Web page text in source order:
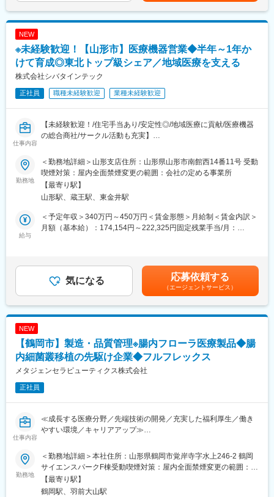
材を回収します。
・使用された医療器材の数を確認します。
・医療器材を洗浄し、器材の性能点検を行います。
・医療材料の搬送・取り揃えた医療材料を各医療現場に搬送する
■組織構成
社員9名、パート7名で構成されております。
りの現場でも手順に沿って取り組むことができます。
■ポジションの魅力：
担当メンバーと連携を取り合う、チームワークが大事な仕事で
患者様の手術が発生したため、使用する可能性のある器材を予測
して通常業務より早い対応を行った際に、看護師の方からお礼の
心掛けています。時間帯によって忙しい時がありますが、担当メ
ンバーと連携を取り合い、業務を進めています。チームワークが
大事な職場です。福利厚生面では、有給休暇や夏期・冬期休暇が
NEW
※未経験歓迎！【山形市】医療機器営業◆半年～1年か
けて育成◎東北トップ級シェア／地域医療を支える
株式会社シバタインテック
正社員 職種未経験歓迎 業種未経験歓迎
仕事内容
【未経験歓迎！/住宅手当あり/安定性◎/地域医療に貢献/医療機器
の総合商社/サークル活動も充実】
■業務概要：
東北地方にて医療用品の販売を行っている同社にて、医療機関の
医師・看護師などの方々に向けて、医療機器の提案・販売を行い
ます。
はじめはマスク、注射針、ガーゼなどの消耗品からスタートし、
将来的には新病院の立ち上げタイミングや大型の医療機器の導入
のタイミングでMRIなどの提案も行って頂きます。地域の医療に
医療現場向けのメディカル事業部、臨床検査部門向けのクリニカ
ル部門、開業医向けの営業部門のいずれかに配属可能性がありま
・入社時の導入研修に加え、3か月～最大1年程度は先輩に同行し
OJTで営業先、納品先、商材を覚えていただきます。その間は営
業目標がつかない育成期間となり、仕事を覚えることに集中でき
・医療福祉・科学機器の総合商社として扱う商材は多種にわたり
ますので、商品や使い方の知識を自発的に習得する必要がありま
■同社の魅力：
・医薬品、医療機器、事務用品等をそれぞれ取り扱う専業商社が
多い中で、同社は薬以外の病院における「すべて」を提案する総
勤務地
＜勤務地詳細＞山形支店住所：山形県山形市南館西14番11号 受動
喫煙対策：屋内全面禁煙変更の範囲：会社の定める事業所
【最寄り駅】
山形駅、蔵王駅、東金井駅
給与
＜予定年収＞340万円～450万円＜賃金形態＞月給制＜賃金内訳＞
月額（基本給）：174,154円～222,325円固定残業手当/月：
年収はあくまでも目安の金額であり、選考を通じて上下する可能
性があります。※固定残業金額は給与によって異なります。■昇
給：年1回■賞与：年2回（昨年実績：3カ月以上）賃金はあくまで
も目安の金額であり、選考を通じて上下する可能性があります。
月給(月額)は固定手当を含めた表記です。
気になる 応募依頼する
（エージェントサービス）
NEW
【鶴岡市】製造・品質管理※腸内フローラ医療製品◆腸
内細菌叢移植の先駆け企業◆フルフレックス
メタジェンセラピューティクス株式会社
正社員
仕事内容
≪成長する医療分野／先端技術の開発／充実した福利厚生／働き
やすい環境／キャリアアップ≫
■この求人のオススメポイント：
・新しい医療技術の開発に携われる
・完全週休2日制・柔軟な働き方が可能
・スタートアップ企業ならではの成長性と安定性
勤務地
＜勤務地詳細＞本社住所：山形県鶴岡市覚岸寺字水上246-2 鶴岡
サイエンスパークF棟受動喫煙対策：屋内全面禁煙変更の範囲：会
社の定める事業所
【最寄り駅】
鶴岡駅、羽前大山駅